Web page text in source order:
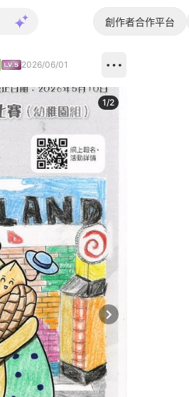
創作者合作平台
2026/06/01
Next slide
1/2